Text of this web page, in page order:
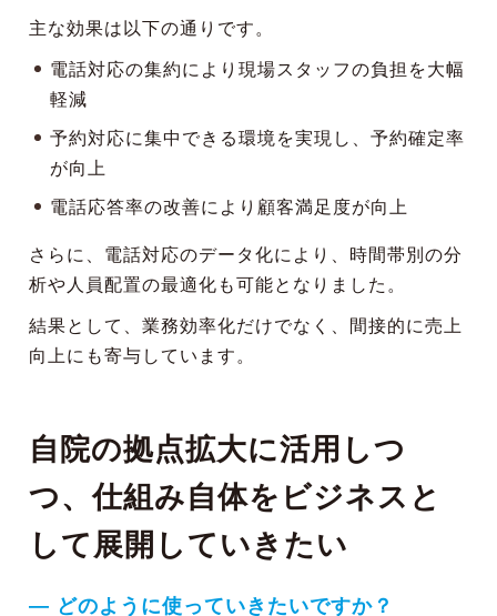
主な効果は以下の通りです。
電話対応の集約により現場スタッフの負担を大幅
軽減
予約対応に集中できる環境を実現し、予約確定率
が向上
電話応答率の改善により顧客満足度が向上
さらに、電話対応のデータ化により、時間帯別の分
析や人員配置の最適化も可能となりました。
結果として、業務効率化だけでなく、間接的に売上
向上にも寄与しています。
自院の拠点拡大に活用しつ
つ、仕組み自体をビジネスと
して展開していきたい
― どのように使っていきたいですか？